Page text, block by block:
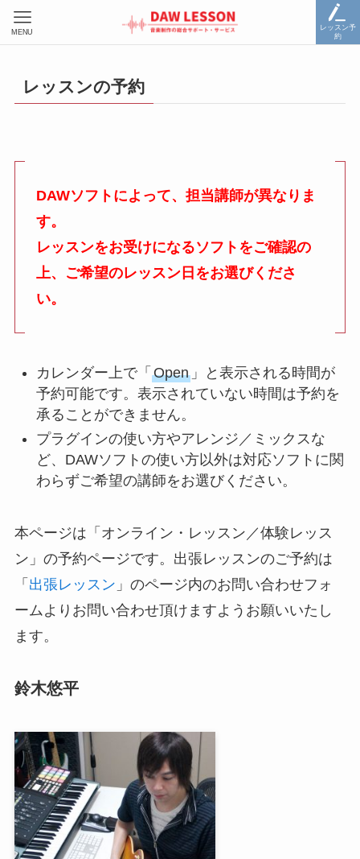
レッスン予
約
MENU
レッスンの予約
DAWソフトによって、担当講師が異なりま
す。
レッスンをお受けになるソフトをご確認の
上、ご希望のレッスン日をお選びくださ
い。
カレンダー上で「 Open」と表示される時間が
予約可能です。表示されていない時間は予約を
承ることができません。
プラグインの使い方やアレンジ／ミックスな
ど、DAWソフトの使い方以外は対応ソフトに関
わらずご希望の講師をお選びください。
本ページは「オンライン・レッスン／体験レッス
ン」の予約ページです。出張レッスンのご予約は
「 出張レッスン 」のページ内のお問い合わせフォ
ームよりお問い合わせ頂けますようお願いいたし
ます。
鈴木悠平